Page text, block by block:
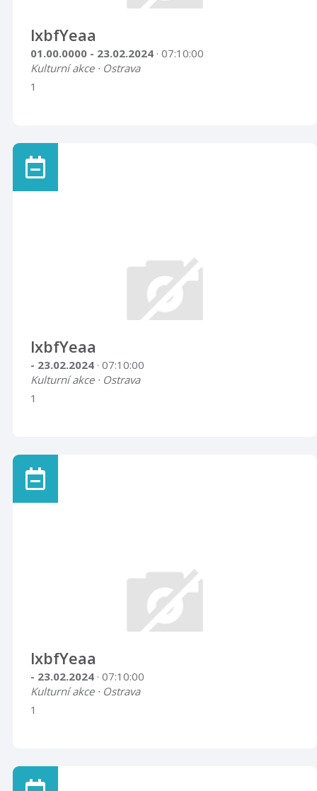
lxbfYeaa
01.00.0000 - 23.02.2024 · 07:10:00
Kulturní akce · Ostrava
1
lxbfYeaa
- 23.02.2024 · 07:10:00
Kulturní akce · Ostrava
1
lxbfYeaa
- 23.02.2024 · 07:10:00
Kulturní akce · Ostrava
1